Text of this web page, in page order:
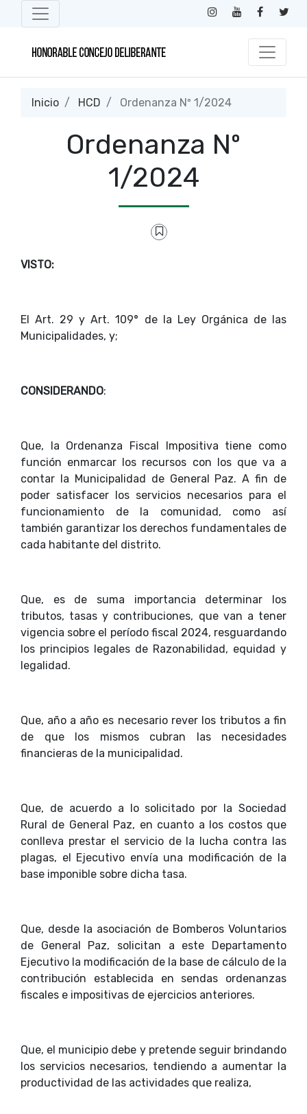
Inicio HCD Ordenanza Nº 1/2024
Ordenanza Nº
1/2024
VISTO:
El Art. 29 y Art. 109° de la Ley Orgánica de las
Municipalidades, y;
CONSIDERANDO:
Que, la Ordenanza Fiscal Impositiva tiene como
función enmarcar los recursos con los que va a
contar la Municipalidad de General Paz. A fin de
poder satisfacer los servicios necesarios para el
funcionamiento de la comunidad, como así
también garantizar los derechos fundamentales de
cada habitante del distrito.
Que, es de suma importancia determinar los
tributos, tasas y contribuciones, que van a tener
vigencia sobre el período fiscal 2024, resguardando
los principios legales de Razonabilidad, equidad y
legalidad.
Que, año a año es necesario rever los tributos a fin
de que los mismos cubran las necesidades
financieras de la municipalidad.
Que, de acuerdo a lo solicitado por la Sociedad
Rural de General Paz, en cuanto a los costos que
conlleva prestar el servicio de la lucha contra las
plagas, el Ejecutivo envía una modificación de la
base imponible sobre dicha tasa.
Que, desde la asociación de Bomberos Voluntarios
de General Paz, solicitan a este Departamento
Ejecutivo la modificación de la base de cálculo de la
contribución establecida en sendas ordenanzas
fiscales e impositivas de ejercicios anteriores.
Que, el municipio debe y pretende seguir brindando
los servicios necesarios, tendiendo a aumentar la
productividad de las actividades que realiza,